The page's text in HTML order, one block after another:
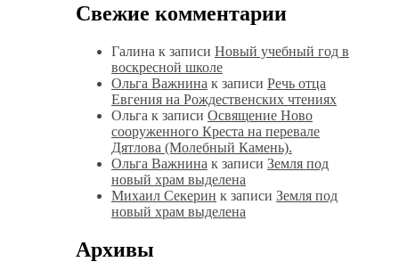
Свежие комментарии
Галина к записи Новый учебный год в
воскресной школе
Ольга Важнина к записи Речь отца
Евгения на Рождественских чтениях
Ольга к записи Освящение Ново
сооруженного Креста на перевале
Дятлова (Молебный Камень).
Ольга Важнина к записи Земля под
новый храм выделена
Михаил Секерин к записи Земля под
новый храм выделена
Архивы